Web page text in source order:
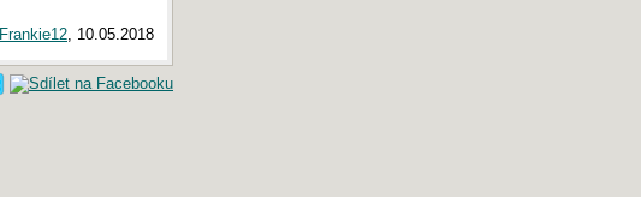
Frankie12, 10.05.2018